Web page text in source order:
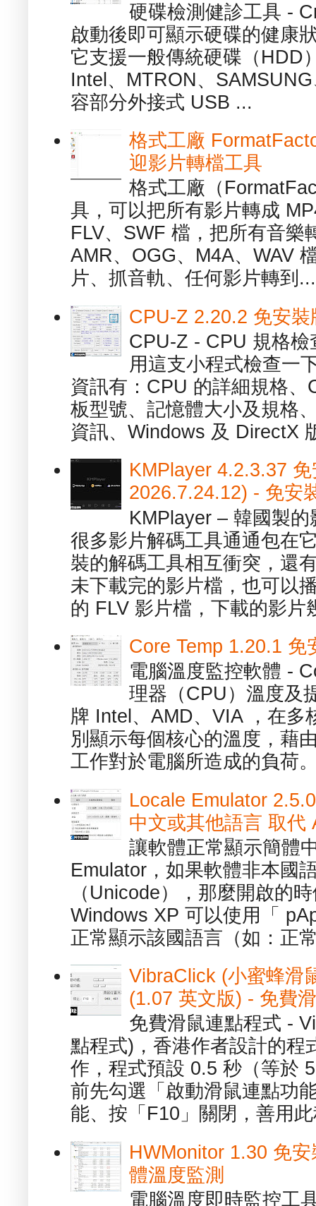
硬碟檢測健診工具 -
啟動後即可顯示硬碟的健康
它支援一般傳統硬碟（HDD
Intel、MTRON、
容部分外接式 USB ...
格式工廠
迎影片轉檔工具
格式工廠（
具，可以把所有影片轉成
FLV、SWF 檔，把所有音樂
AMR、OGG、M4A、WAV
片、抓音軌、任何影片轉到...
CPU-Z 2.20.2 免安
CPU-Z - CPU 規格
用這支小程式檢查一
資訊有：CPU 的詳細規格
板型號、記憶體大小及規格
資訊、Windows 及 DirectX
KMPlayer 4.2.3.37
2026.7.24.12) - 免安
KMPlayer – 韓國製
很多影片解碼工具通通包在
裝的解碼工具相互衝突，還
未下載完的影片檔，也可以
的 FLV 影片檔，下載的影片
Core Temp 1.20.1 免
電腦溫度監控軟體 -
理器（CPU）溫度及
牌 Intel、AMD、VIA ，在多
別顯示每個核心的溫度，藉
工作對於電腦所造成的負荷
Locale Emulator
中文或其他語言 取代
讓軟體正常顯示簡體
Emulator，如果軟體非本國
（Unicode），那麼開啟的
Windows XP 可以使用「
正常顯示該國語言（如：正
VibraClick (小蜜蜂滑
(1.07 英文版) - 免費
免費滑鼠連點程式 -
點程式)，香港作者設計的程
作，程式預設 0.5 秒（等於
前先勾選「啟動滑鼠連點功
能、按「F10」關閉，善用
HWMonitor 1.30 免
體溫度監測
電腦溫度即時監控工